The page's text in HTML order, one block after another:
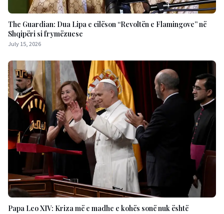
The Guardian: Dua Lipa e cilëson “Revoltën e Flamingove” në
Shqipëri si frymëzuese
July 15, 2026
Papa Leo XIV: Kriza më e madhe e kohës sonë nuk është